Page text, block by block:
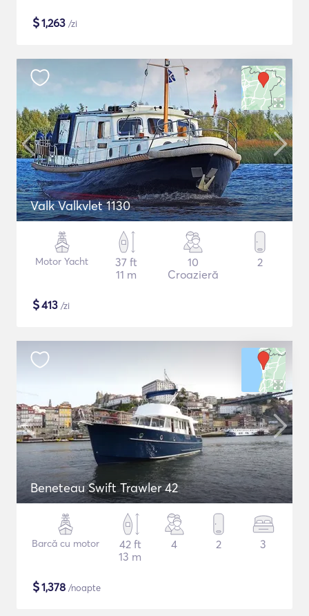
$1,263 /zi
Valk Valkvlet 1130
Motor Yacht
37 ft
11 m
10
Croazieră
2
$413 /zi
Beneteau Swift Trawler 42
Barcă cu motor
42 ft
13 m
4 2 3
$1,378 /noapte